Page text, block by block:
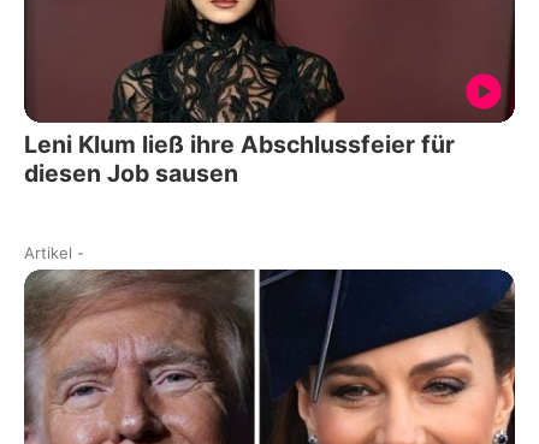
Leni Klum ließ ihre Abschlussfeier für
diesen Job sausen
Artikel -